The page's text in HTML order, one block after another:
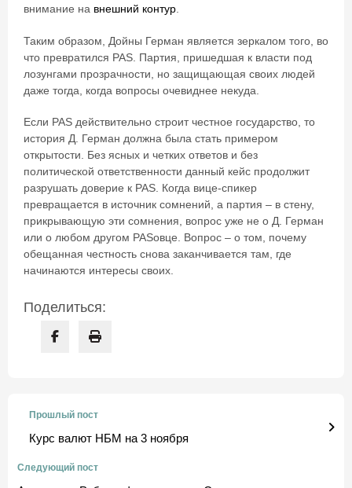
внимание на внешний контур.
Таким образом, Дойны Герман является зеркалом того, во
что превратился PAS. Партия, пришедшая к власти под
лозунгами прозрачности, но защищающая своих людей
даже тогда, когда вопросы очевиднее некуда.
Если PAS действительно строит честное государство, то
история Д. Герман должна была стать примером
открытости. Без ясных и четких ответов и без
политической ответственности данный кейс продолжит
разрушать доверие к PAS. Когда вице-спикер
превращается в источник сомнений, а партия – в стену,
прикрывающую эти сомнения, вопрос уже не о Д. Герман
или о любом другом PASовце. Вопрос – о том, почему
обещанная честность снова заканчивается там, где
начинаются интересы своих.
Поделиться:
Прошлый пост
Курс валют НБМ на 3 ноября
Следующий пост